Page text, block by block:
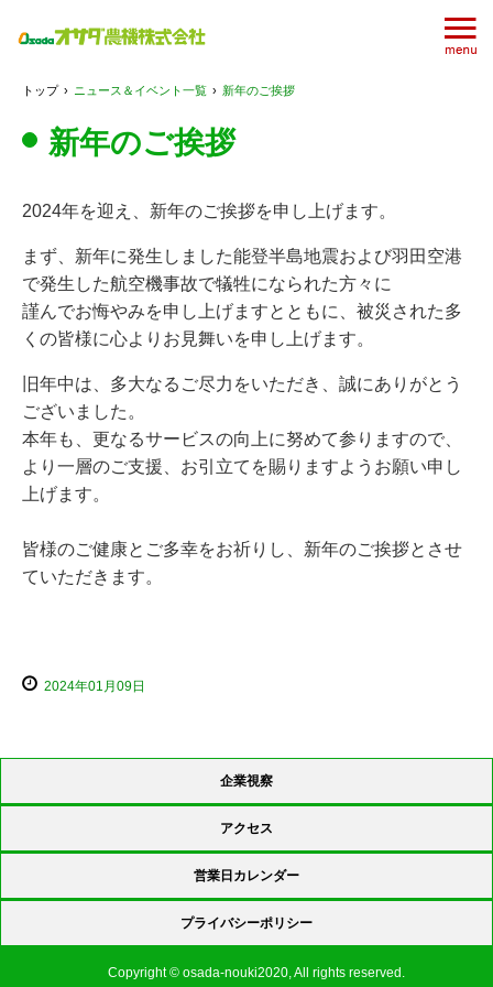
トップ › ニュース＆イベント一覧 › 新年のご挨拶
新年のご挨拶
2024年を迎え、新年のご挨拶を申し上げます。
まず、新年に発生しました能登半島地震および羽田空港
で発生した航空機事故で犠牲になられた方々に
謹んでお悔やみを申し上げますとともに、被災された多
くの皆様に心よりお見舞いを申し上げます。
旧年中は、多大なるご尽力をいただき、誠にありがとう
ございました。
本年も、更なるサービスの向上に努めて参りますので、
より一層のご支援、お引立てを賜りますようお願い申し
上げます。
皆様のご健康とご多幸をお祈りし、新年のご挨拶とさせ
ていただきます。
2024年01月09日
企業視察
アクセス
営業日カレンダー
プライバシーポリシー
Copyright © osada-nouki2020, All rights reserved.